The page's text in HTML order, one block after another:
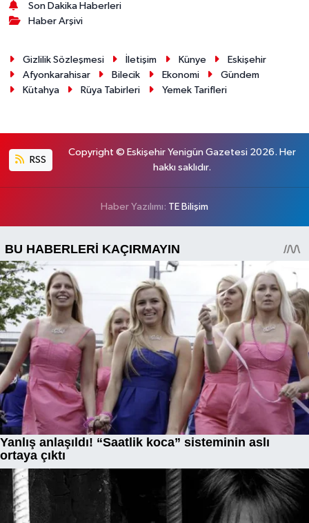
Son Dakika Haberleri
Haber Arşivi
Gizlilik Sözleşmesi İletişim Künye
Eskişehir
Afyonkarahisar
Bilecik Ekonomi
Gündem
Kütahya
Rüya Tabirleri Yemek Tarifleri
RSS
Copyright © Eskişehir Yenigün Gazetesi 2026. Her
hakkı saklıdır.
Haber Yazılımı: TE Bilişim